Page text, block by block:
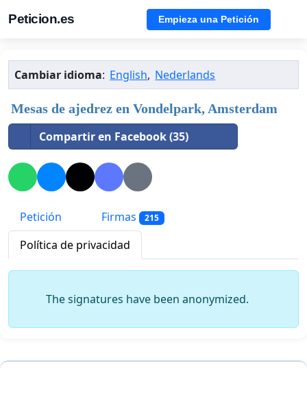
Peticion.es Empieza una Petición
Cambiar idioma: English, Nederlands
Mesas de ajedrez en Vondelpark, Amsterdam
Compartir en Facebook (35)
Petición Firmas 215
Política de privacidad
The signatures have been anonymized.